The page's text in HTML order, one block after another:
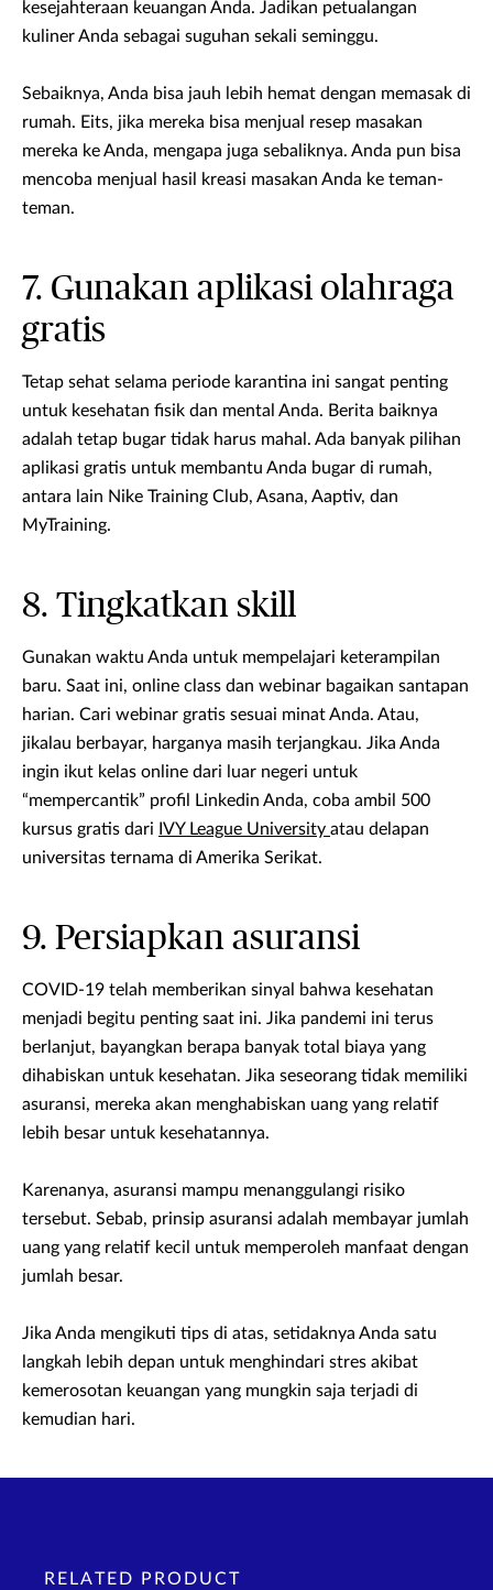
kesejahteraan keuangan Anda. Jadikan petualangan
kuliner Anda sebagai suguhan sekali seminggu.
Sebaiknya, Anda bisa jauh lebih hemat dengan memasak di
rumah. Eits, jika mereka bisa menjual resep masakan
mereka ke Anda, mengapa juga sebaliknya. Anda pun bisa
mencoba menjual hasil kreasi masakan Anda ke teman-
teman.
7. Gunakan aplikasi olahraga
gratis
Tetap sehat selama periode karantina ini sangat penting
untuk kesehatan fisik dan mental Anda. Berita baiknya
adalah tetap bugar tidak harus mahal. Ada banyak pilihan
aplikasi gratis untuk membantu Anda bugar di rumah,
antara lain Nike Training Club, Asana, Aaptiv, dan
MyTraining.
8. Tingkatkan skill
Gunakan waktu Anda untuk mempelajari keterampilan
baru. Saat ini, online class dan webinar bagaikan santapan
harian. Cari webinar gratis sesuai minat Anda. Atau,
jikalau berbayar, harganya masih terjangkau. Jika Anda
ingin ikut kelas online dari luar negeri untuk
“mempercantik” profil Linkedin Anda, coba ambil 500
kursus gratis dari IVY League University atau delapan
universitas ternama di Amerika Serikat.
9. Persiapkan asuransi
COVID-19 telah memberikan sinyal bahwa kesehatan
menjadi begitu penting saat ini. Jika pandemi ini terus
berlanjut, bayangkan berapa banyak total biaya yang
dihabiskan untuk kesehatan. Jika seseorang tidak memiliki
asuransi, mereka akan menghabiskan uang yang relatif
lebih besar untuk kesehatannya.
Karenanya, asuransi mampu menanggulangi risiko
tersebut. Sebab, prinsip asuransi adalah membayar jumlah
uang yang relatif kecil untuk memperoleh manfaat dengan
jumlah besar.
Jika Anda mengikuti tips di atas, setidaknya Anda satu
langkah lebih depan untuk menghindari stres akibat
kemerosotan keuangan yang mungkin saja terjadi di
kemudian hari.
RELATED PRODUCT